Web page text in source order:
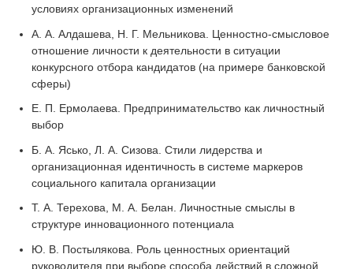
условиях организационных изменений
А. А. Алдашева, Н. Г. Мельникова. Ценностно-смысловое
отношение личности к деятельности в ситуации
конкурсного отбора кандидатов (на примере банковской
сферы)
Е. П. Ермолаева. Предпринимательство как личностный
выбор
Б. А. Ясько, Л. А. Сизова. Стили лидерства и
организационная идентичность в системе маркеров
социального капитала организации
Т. А. Терехова, М. А. Белан. Личностные смыслы в
структуре инновационного потенциала
Ю. В. Постылякова. Роль ценностных ориентаций
руководителя при выборе способа действий в сложной